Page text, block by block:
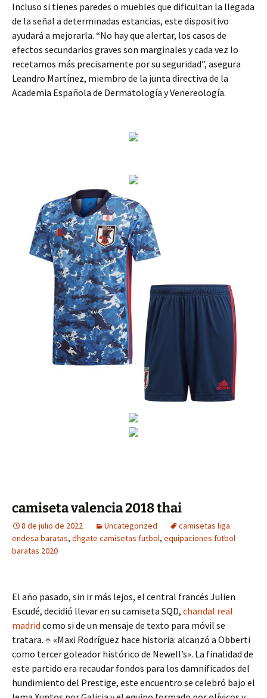
Incluso si tienes paredes o muebles que dificultan la llegada
de la señal a determinadas estancias, este dispositivo
ayudará a mejorarla. “No hay que alertar, los casos de
efectos secundarios graves son marginales y cada vez lo
recetamos más precisamente por su seguridad”, asegura
Leandro Martínez, miembro de la junta directiva de la
Academia Española de Dermatología y Venereología.
camiseta valencia 2018 thai
8 de julio de 2022 Uncategorized
camisetas liga
endesa baratas, dhgate camisetas futbol, equipaciones futbol
baratas 2020
El año pasado, sin ir más lejos, el central francés Julien
Escudé, decidió llevar en su camiseta SQD, chandal real
madrid como si de un mensaje de texto para móvil se
tratara. ↑ «Maxi Rodríguez hace historia: alcanzó a Obberti
como tercer goleador histórico de Newell’s». La finalidad de
este partido era recaudar fondos para los damnificados del
hundimiento del Prestige, este encuentro se celebró bajo el